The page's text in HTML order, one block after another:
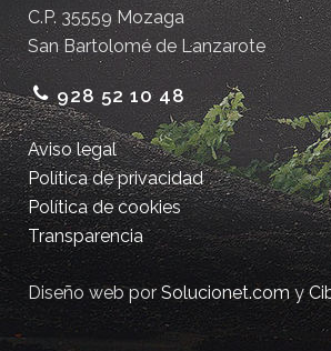
C.P. 35559 Mozaga
San Bartolomé de Lanzarote
928 52 10 48
Aviso legal
Política de privacidad
Política de cookies
Transparencia
Diseño web porSolucionet.comy